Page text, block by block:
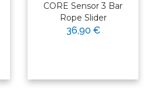
CORE Sensor 3 Bar
Rope Slider
36,90 €